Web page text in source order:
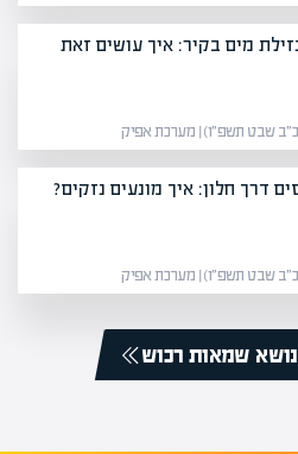
מים בקיר: איך עושים זאת
דרך חלון: איך מונעים נזקים?
שמאות רכוש